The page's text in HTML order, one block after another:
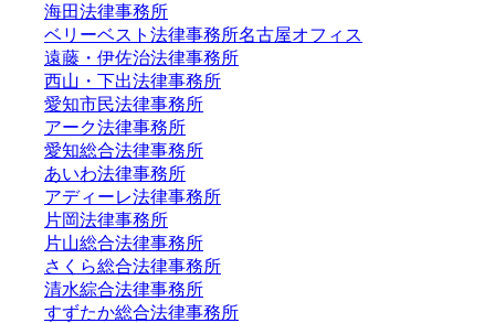
海田法律事務所
ベリーベスト法律事務所名古屋オフィス
遠藤・伊佐治法律事務所
西山・下出法律事務所
愛知市民法律事務所
アーク法律事務所
愛知総合法律事務所
あいわ法律事務所
アディーレ法律事務所
片岡法律事務所
片山総合法律事務所
さくら総合法律事務所
清水綜合法律事務所
すずたか総合法律事務所